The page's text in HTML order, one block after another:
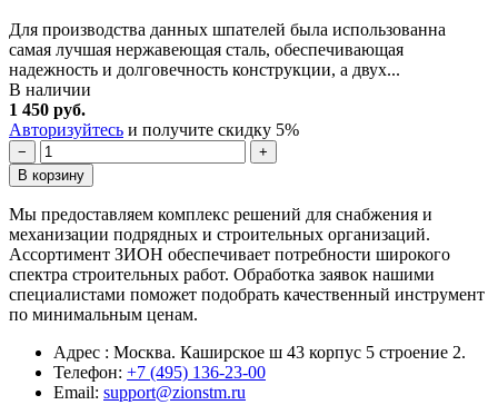
Для производства данных шпателей была использованна
самая лучшая нержавеющая сталь, обеспечивающая
надежность и долговечность конструкции, а двух...
В наличии
1 450 руб.
Авторизуйтесь и получите скидку 5%
−
+
В корзину
Мы предоставляем комплекс решений для снабжения и
механизации подрядных и строительных организаций.
Ассортимент ЗИОН обеспечивает потребности широкого
спектра строительных работ. Обработка заявок нашими
специалистами поможет подобрать качественный инструмент
по минимальным ценам.
Адрес : Москва. Каширское ш 43 корпус 5 строение 2.
Телефон: +7 (495) 136-23-00
Email: support@zionstm.ru